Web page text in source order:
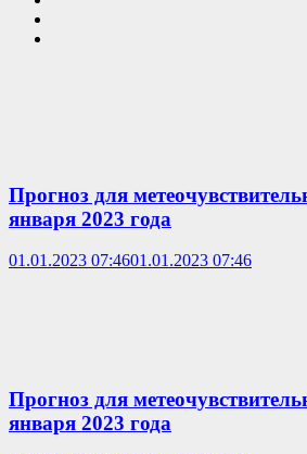
Прогноз для
января 2023 года
01.01.2023 07:4601.01.2023 07:46
Прогноз для
января 2023 года